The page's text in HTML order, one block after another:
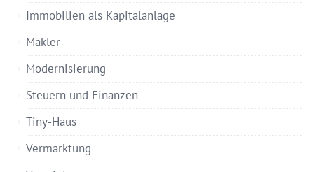
Immobilien als Kapitalanlage
Makler
Modernisierung
Steuern und Finanzen
Tiny-Haus
Vermarktung